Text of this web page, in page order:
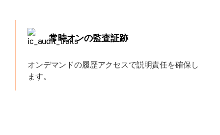
常時オンの監査証跡
オンデマンドの履歴アクセスで説明責任を確保し
ます。